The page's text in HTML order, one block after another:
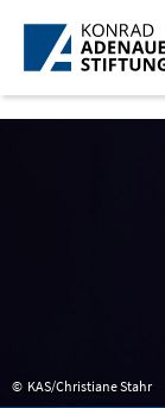
Skip to Main
KAS/Christiane Stahr